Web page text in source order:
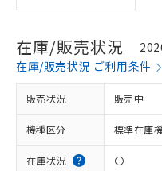
在庫/販売状況
在庫/販売状況 ご利用条件
販売状況 販売中
機種区分 標準在庫
在庫状況 〇